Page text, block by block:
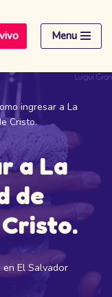
Menu
ingresar a La
Cristo.
a La
de
en El Salvador